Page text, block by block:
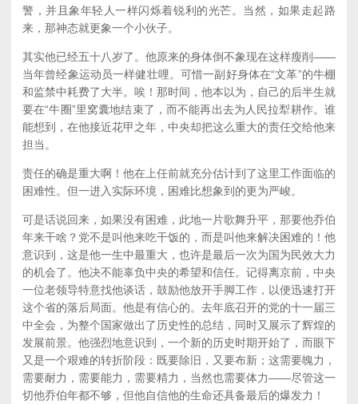
警，并且象年轻人一样闪烁着锐利的光芒。当然，如果走起路
来，那神态就更象一个小伙子。
其实他已经五十八岁了。他原来的身体倒不象现在这样瘦削——
当年曾经象运动员一样健壮哩。可惜一副好身体在“文革”的牛棚
和监禁中耗费了大半。唉！那时间，他本以为，自己的后半生就
要在“牛圈”里窝囊地结束了，而不能再出去为人民拉犁耕作。谁
能想到，在他接近花甲之年，中央却把这么重大的责任交给他来
担当。
责任的确是重大啊！他在上任前就充分估计到了这里工作面临的
困难性。但一进入实际环境，困难比想象到的更为严峻。
可是话说回来，如果没有困难，此地一片歌舞升平，那要他乔伯
年来干啥？党不是叫他来吃干饭的，而是叫他来解决困难的！他
意识到，这是他一生中最重大，也许是最后一次为国为民效大力
的机会了。他决不能辜负中央的希望和信任。记得离京前，中央
一位老领导特意找他谈话，鼓励他放开手脚工作，以便迅速打开
这个省的落后局面。他是有信心的。去年底召开的党的十一届三
中全会，为整个国家做出了历史性的总结，同时又展示了辉煌的
发展前景。他强烈地意识到，一个新的历史时期开始了，而眼下
又是一个艰难的转折阶段：既要除旧，又要布新；这需要魄力，
需要耐力，需要能力，需要精力，当然也需要体力——尽管这一
切他乔伯年都不够，但他自信他的生命还具备最后的爆发力！